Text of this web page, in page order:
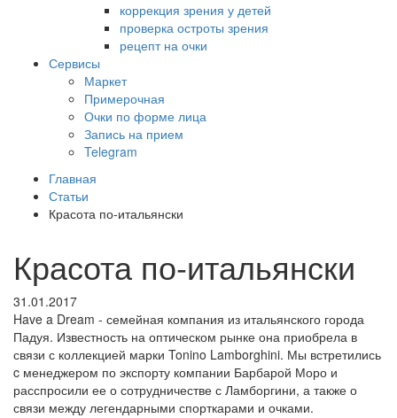
коррекция зрения у детей
проверка остроты зрения
рецепт на очки
Сервисы
Маркет
Примерочная
Очки по форме лица
Запись на прием
Telegram
Главная
Статьи
Красота по-итальянски
Красота по-итальянски
31.01.2017
Have a Dream - семейная компания из итальянского города
Падуя. Известность на оптическом рынке она приобрела в
связи с коллекцией марки Tonino Lamborghini. Мы встретились
c менеджером по экспорту компании Барбарой Моро и
расспросили ее о сотрудничестве с Ламборгини, а также о
связи между легендарными спорткарами и очками.